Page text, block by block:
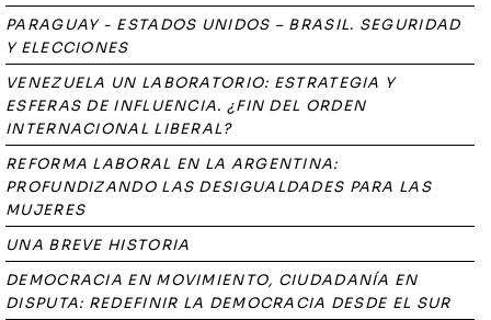
PARAGUAY - ESTADOS UNIDOS – BRASIL. SEGURIDAD
Y ELECCIONES
VENEZUELA UN LABORATORIO: ESTRATEGIA Y
ESFERAS DE INFLUENCIA. ¿FIN DEL ORDEN
INTERNACIONAL LIBERAL?
REFORMA LABORAL EN LA ARGENTINA:
PROFUNDIZANDO LAS DESIGUALDADES PARA LAS
MUJERES
UNA BREVE HISTORIA
DEMOCRACIA EN MOVIMIENTO, CIUDADANÍA EN
DISPUTA: REDEFINIR LA DEMOCRACIA DESDE EL SUR